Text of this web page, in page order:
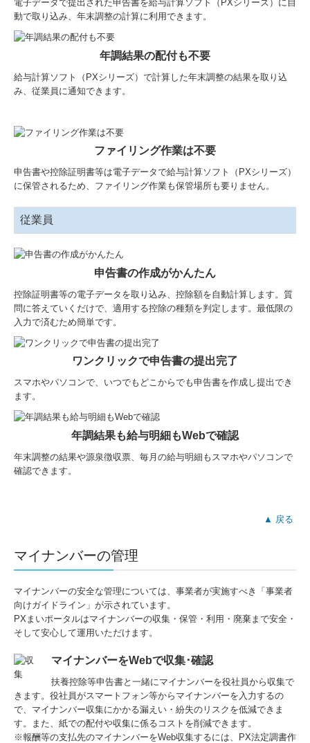
電子データで提出された申告書を給与計算ソフト（PXシリーズ）に自
動で取り込み、年末調整の計算に利用できます。
年調結果の配付も不要
給与計算ソフト（PXシリーズ）で計算した年末調整の結果を取り込
み、従業員に通知できます。
ファイリング作業は不要
申告書や控除証明書等は電子データで給与計算ソフト（PXシリーズ）
に保管されるため、ファイリング作業も保管場所も要りません。
従業員
申告書の作成がかんたん
控除証明書等の電子データを取り込み、控除額を自動計算します。質
問に答えていくだけで、適用する控除の種類を判定します。最低限の
入力で済むため簡単です。
ワンクリックで申告書の提出完了
スマホやパソコンで、いつでもどこからでも申告書を作成し提出でき
ます。
年調結果も給与明細もWebで確認
年末調整の結果や源泉徴収票、毎月の給与明細もスマホやパソコンで
確認できます。
▲ 戻る
マイナンバーの管理
マイナンバーの安全な管理については、事業者が実施すべき「事業者
向けガイドライン」が示されています。
PXまいポータルはマイナンバーの収集・保管・利用・廃棄まで安全・
そして安心して運用いただけます。
マイナンバーをWebで収集･確認
扶養控除等申告書と一緒にマイナンバーを役社員から収集で
きます。役社員がスマートフォン等からマイナンバーを入力するの
で、マイナンバー収集にかかる漏えい・紛失のリスクを低減できま
す。また、紙での配付や収集に係るコストを削減できます。
※報酬等の支払先のマイナンバーをWeb収集するには、PX法定調書作